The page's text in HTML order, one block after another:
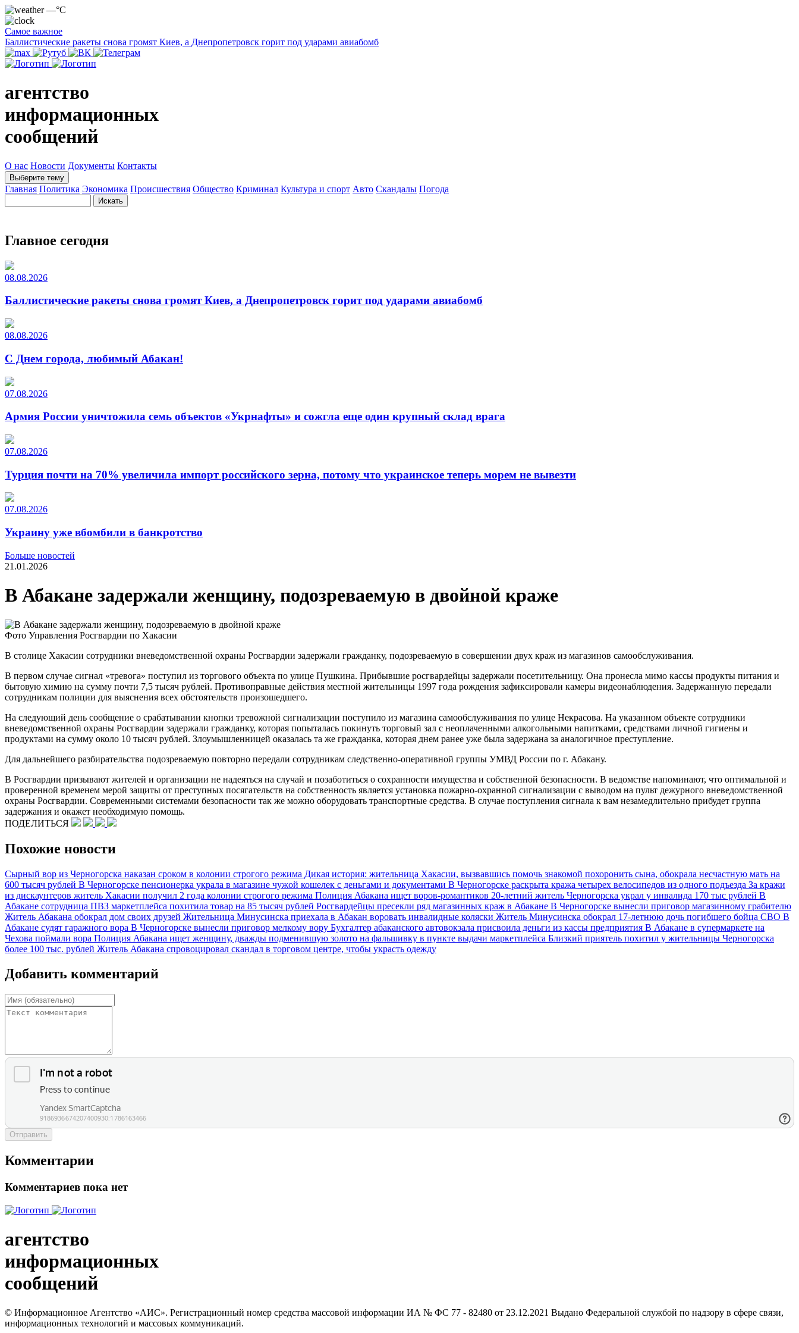
—°C
Самое важное
Баллистические ракеты снова громят Киев, а Днепропетровск горит под ударами авиабомб
агентство
информационных
сообщений
О нас Новости Документы Контакты
Выберите тему
Главная Политика Экономика Происшествия Общество Криминал Культура и спорт Авто Скандалы Погода
Главное сегодня
08.08.2026
Баллистические ракеты снова громят Киев, а Днепропетровск горит под ударами авиабомб
08.08.2026
С Днем города, любимый Абакан!
07.08.2026
Армия России уничтожила семь объектов «Укрнафты» и сожгла еще один крупный склад врага
07.08.2026
Турция почти на 70% увеличила импорт российского зерна, потому что украинское теперь морем не вывезти
07.08.2026
Украину уже вбомбили в банкротство
Больше новостей
21.01.2026
В Абакане задержали женщину, подозреваемую в двойной краже
Фото Управления Росгвардии по Хакасии
В столице Хакасии сотрудники вневедомственной охраны Росгвардии задержали гражданку, подозреваемую в совершении двух краж из магазинов самообслуживания.
В первом случае сигнал «тревога» поступил из торгового объекта по улице Пушкина. Прибывшие росгвардейцы задержали посетительницу. Она пронесла мимо кассы продукты питания и
бытовую химию на сумму почти 7,5 тысяч рублей. Противоправные действия местной жительницы 1997 года рождения зафиксировали камеры видеонаблюдения. Задержанную передали
сотрудникам полиции для выяснения всех обстоятельств произошедшего.
На следующий день сообщение о срабатывании кнопки тревожной сигнализации поступило из магазина самообслуживания по улице Некрасова. На указанном объекте сотрудники
вневедомственной охраны Росгвардии задержали гражданку, которая попыталась покинуть торговый зал с неоплаченными алкогольными напитками, средствами личной гигиены и
продуктами на сумму около 10 тысяч рублей. Злоумышленницей оказалась та же гражданка, которая днем ранее уже была задержана за аналогичное преступление.
Для дальнейшего разбирательства подозреваемую повторно передали сотрудникам следственно-оперативной группы УМВД России по г. Абакану.
В Росгвардии призывают жителей и организации не надеяться на случай и позаботиться о сохранности имущества и собственной безопасности. В ведомстве напоминают, что оптимальной и
проверенной временем мерой защиты от преступных посягательств на собственность является установка пожарно-охранной сигнализации с выводом на пульт дежурного вневедомственной
охраны Росгвардии. Современными системами безопасности так же можно оборудовать транспортные средства. В случае поступления сигнала к вам незамедлительно прибудет группа
задержания и окажет необходимую помощь.
ПОДЕЛИТЬСЯ
Похожие новости
Сырный вор из Черногорска наказан сроком в колонии строгого режима Дикая история: жительница Хакасии, вызвавшись помочь знакомой похоронить сына, обокрала несчастную мать на
600 тысяч рублей В Черногорске пенсионерка украла в магазине чужой кошелек с деньгами и документами В Черногорске раскрыта кража четырех велосипедов из одного подъезда За кражи
из дискаунтеров житель Хакасии получил 2 года колонии строгого режима Полиция Абакана ищет воров-романтиков 20-летний житель Черногорска украл у инвалида 170 тыс рублей В
Абакане сотрудница ПВЗ маркетплейса похитила товар на 85 тысяч рублей Росгвардейцы пресекли ряд магазинных краж в Абакане В Черногорске вынесли приговор магазинному грабителю
Житель Абакана обокрал дом своих друзей Жительница Минусинска приехала в Абакан воровать инвалидные коляски Житель Минусинска обокрал 17-летнюю дочь погибшего бойца СВО В
Абакане судят гаражного вора В Черногорске вынесли приговор мелкому вору Бухгалтер абаканского автовокзала присвоила деньги из кассы предприятия В Абакане в супермаркете на
Чехова поймали вора Полиция Абакана ищет женщину, дважды подменившую золото на фальшивку в пункте выдачи маркетплейса Близкий приятель похитил у жительницы Черногорска
более 100 тыс. рублей Житель Абакана спровоцировал скандал в торговом центре, чтобы украсть одежду
Добавить комментарий
Отправить
Комментарии
Комментариев пока нет
агентство
информационных
сообщений
© Информационное Агентство «АИС». Регистрационный номер средства массовой информации ИА № ФС 77 - 82480 от 23.12.2021 Выдано Федеральной службой по надзору в сфере связи,
информационных технологий и массовых коммуникаций.